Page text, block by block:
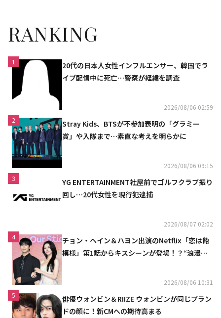
RANKING
1
20代の日本人女性インフルエンサー、韓国でラ
イブ配信中に死亡…警察が経緯を調査
2026/08/06 02:59
2
Stray Kids、BTSが不参加表明の「グラミー
賞」や入隊まで…素直な考えを明らかに
2026/08/06 09:15
3
YG ENTERTAINMENT社屋前でゴルフクラブ振り
回し…20代女性を現行犯逮捕
2026/08/07 02:02
4
チョン・ヘイン＆ハヨン出演のNetflix「恋は飴
模様」第1話からキスシーンが登場！？“浪漫と
2026/08/06 10:31
5
俳優ウォンビン＆RIIZE ウォンビンが同じブラン
ドの顔に！新CMへの期待高まる